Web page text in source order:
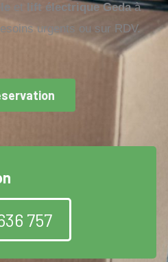
et lift électrique Gedaà
urgents ou sur RDV.
757